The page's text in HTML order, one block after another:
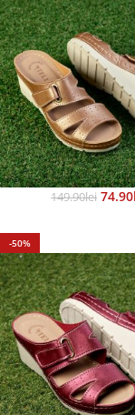
149.90Lei 74.90
-50%